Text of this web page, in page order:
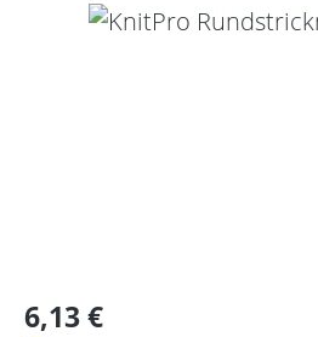
Bildergalerie überspringen
Regulärer Preis:
6,13 €